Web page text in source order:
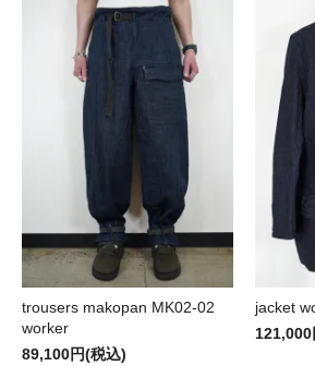
trousers makopan MK02-02
worker
89,100円(税込)
jacket